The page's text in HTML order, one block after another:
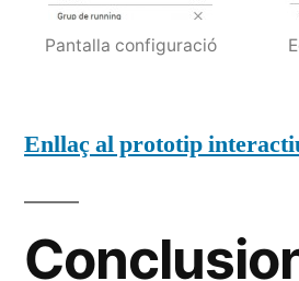
Pantalla configuració
Enllaç al prototip